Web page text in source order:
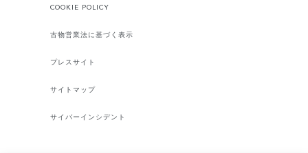
COOKIE POLICY
古物営業法に基づく表示
プレスサイト
サイトマップ
サイバーインシデント